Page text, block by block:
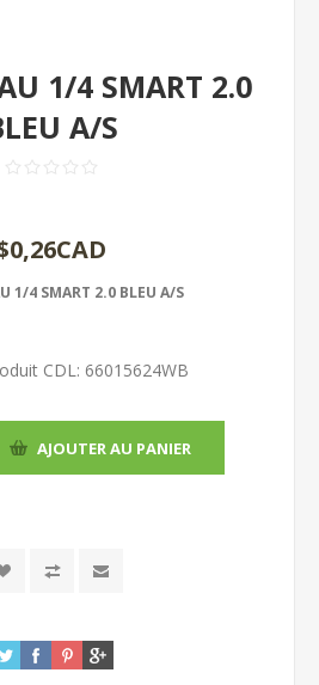
1/4 SMART 2.0
A/S
1/4 SMART 2.0 BLEU A/S
CDL: 66015624WB